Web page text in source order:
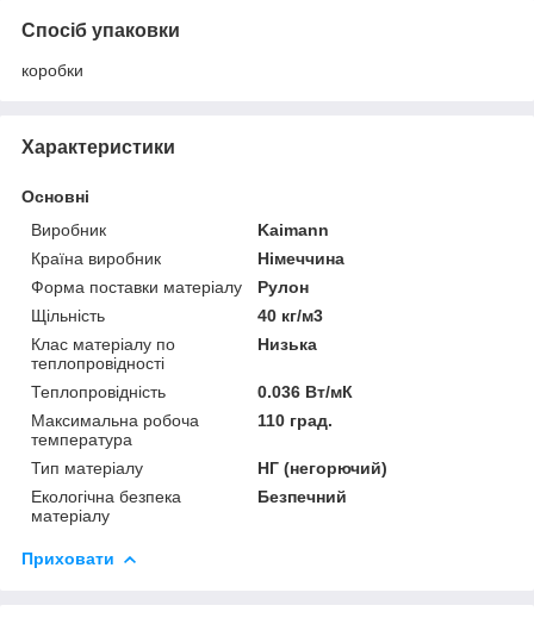
Спосіб упаковки
коробки
Характеристики
Основні
Виробник
Kaimann
Країна виробник
Німеччина
Форма поставки матеріалу
Рулон
Щільність
40 кг/м3
Клас матеріалу по
теплопровідності
Низька
Теплопровідність
0.036 Вт/мК
Максимальна робоча
температура
110 град.
Тип матеріалу
НГ (негорючий)
Екологічна безпека
матеріалу
Безпечний
Приховати